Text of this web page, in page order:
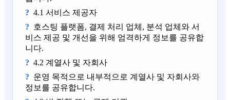
4.1 서비스 제공자
호스팅 플랫폼, 결제 처리 업체, 분석 업체와 서
비스 제공 및 개선을 위해 엄격하게 정보를 공유합
니다.
4.2 계열사 및 자회사
운영 목적으로 내부적으로 계열사 및 자회사와
정보를 공유합니다.